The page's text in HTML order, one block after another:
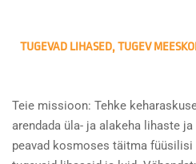
TUGEVAD LIHASED, TUGEV
Teie missioon: Tehke
arendada üla- ja alakeha lihaste
peavad kosmoses täitma füüsilisi